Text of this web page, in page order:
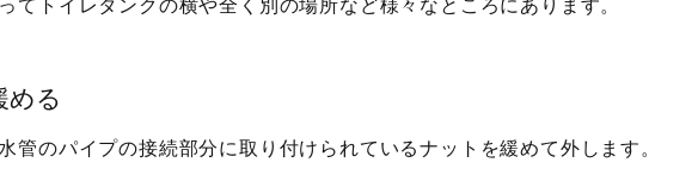
てトイレタンクの横や全く別の場所など様々なところにあります。
る
管のパイプの接続部分に取り付けられているナットを緩めて外します。